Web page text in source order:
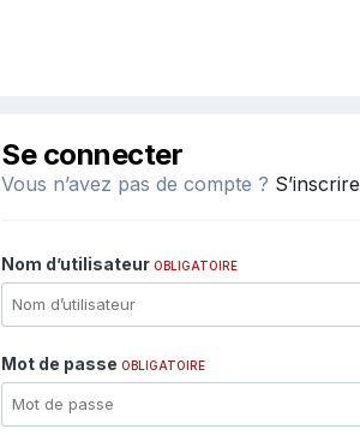
Se connecter
Vous n’avez pas de compte ? S’inscrire
Nom d’utilisateur OBLIGATOIRE
Mot de passe OBLIGATOIRE